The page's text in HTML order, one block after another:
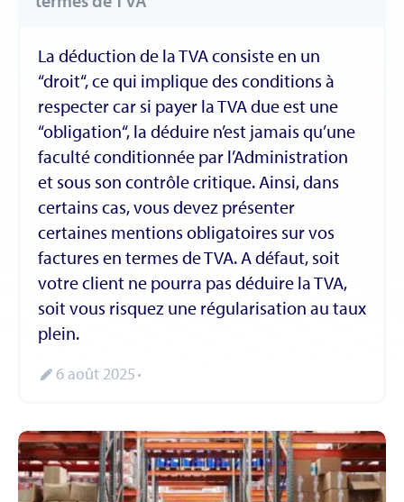
La déduction de la TVA consiste en un
“droit“, ce qui implique des conditions à
respecter car si payer la TVA due est une
“obligation“, la déduire n’est jamais qu’une
faculté conditionnée par l’Administration
et sous son contrôle critique. Ainsi, dans
certains cas, vous devez présenter
certaines mentions obligatoires sur vos
factures en termes de TVA. A défaut, soit
votre client ne pourra pas déduire la TVA,
soit vous risquez une régularisation au taux
plein.
6 août 2025